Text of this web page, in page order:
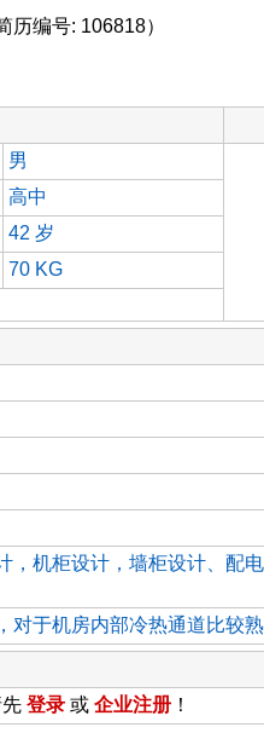
历编号: 106818）
男
高中
42 岁
70 KG
，机柜设计，墙柜设计、配
对于机房内部冷热通道比较
登录 或 企业注册 ！